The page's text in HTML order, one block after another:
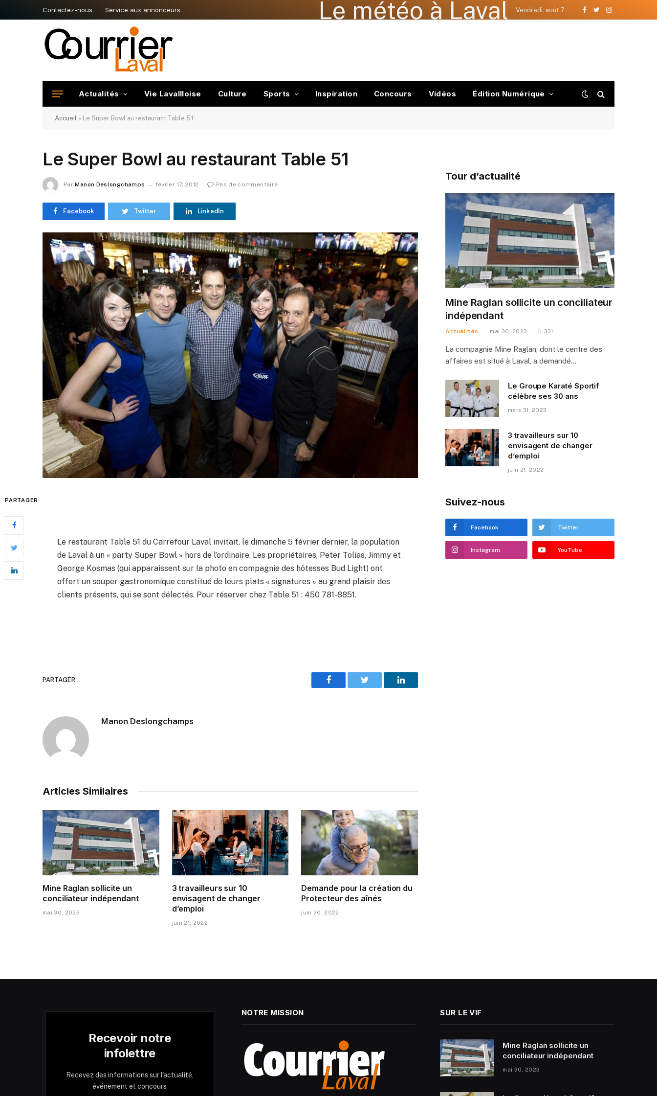
Contactez-nous Service aux annonceurs Le météo à Laval Vendredi, août 7
Facebook
TwitterInstagram
Actualités Vie Lavallloise Culture Sports Inspiration Concours Vidéos Édition Numérique
Accueil » Le Super Bowl au restaurant Table 51
Le Super Bowl au restaurant Table 51
Par Manon Deslongchamps février 17, 2012 Pas de commentaire
Facebook Twitter LinkedIn
PARTAGER
Le restaurant Table 51 du Carrefour Laval invitait, le dimanche 5 février dernier, la population
de Laval à un « party Super Bowl » hors de l’ordinaire. Les propriétaires, Peter Tolias, Jimmy et
George Kosmas (qui apparaissent sur la photo en compagnie des hôtesses Bud Light) ont
offert un souper gastronomique constitué de leurs plats « signatures » au grand plaisir des
clients présents, qui se sont délectés. Pour réserver chez Table 51 : 450 781-8851.
PARTAGER
Facebook Twitter LinkedIn
Manon Deslongchamps
Articles Similaires
Mine Raglan sollicite un
conciliateur indépendant
mai 30, 2023
3 travailleurs sur 10
envisagent de changer
d’emploi
juin 21, 2022
Demande pour la création du
Protecteur des aînés
juin 20, 2022
Tour d’actualité
Mine Raglan sollicite un conciliateur
indépendant
Actualités mai 30, 2023 331
La compagnie Mine Raglan, dont le centre des
affaires est situé à Laval, a demandé…
Le Groupe Karaté Sportif
célèbre ses 30 ans
mars 31, 2023
3 travailleurs sur 10
envisagent de changer
d’emploi
juin 21, 2022
Suivez-nous
Facebook Twitter
Instagram YouTube
Recevoir notre
infolettre
Recevez des informations sur l'actualité,
événement et concours
NOTRE MISSION SUR LE VIF
Mine Raglan sollicite un
conciliateur indépendant
mai 30, 2023